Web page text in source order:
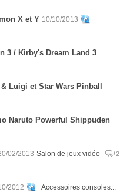
X et Y 10/10/2013
3 / Kirby's Dream Land 3
Luigi et Star Wars Pinball
Naruto Powerful Shippuden
02/2013 Salon de jeux vidéo 2
2012 Accessoires consoles...